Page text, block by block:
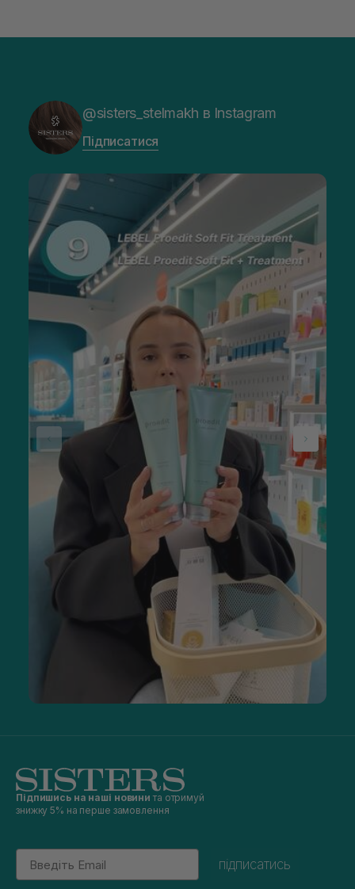
@sisters_stelmakh в Instagram
Підписатися
Підпишись на наші новини та отримуй
знижку 5% на перше замовлення
Email
підписатись